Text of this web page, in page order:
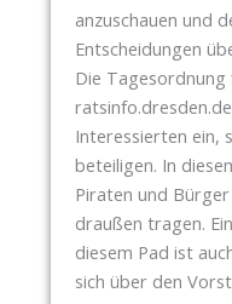
S
D
S
N
R
E
S
D
E
N
W
Ü
N
S
anzuschauen und
Entscheidungen
Die
Interessierten ein,
beteiligen. In
Piraten und
draußen tragen.
diesem Pad ist
sich über den